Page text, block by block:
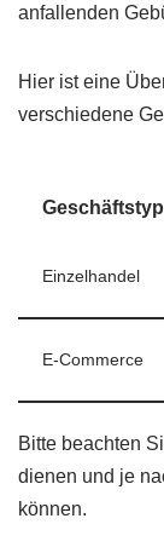
anfallenden
Hier ist eine
verschiedene
Geschäftstyp
Einzelhandel
E-Commerce
Bitte beachten
dienen und je
können.